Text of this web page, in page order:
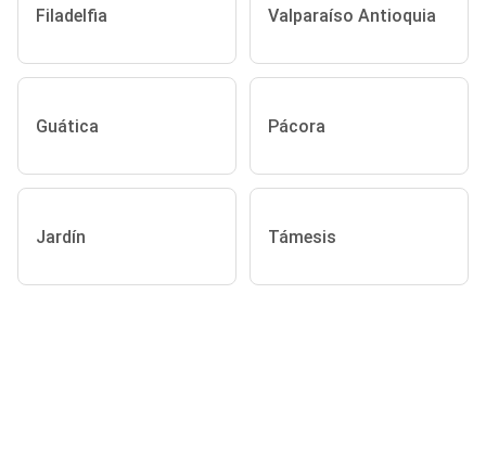
Filadelfia Valparaíso Antioquia
Guática Pácora
Jardín Támesis